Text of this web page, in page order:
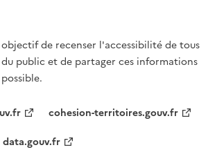
de recenser l'accessibilité de tous
public et de partager ces informations
cohesion-territoires.gouv.fr
data.gouv.fr